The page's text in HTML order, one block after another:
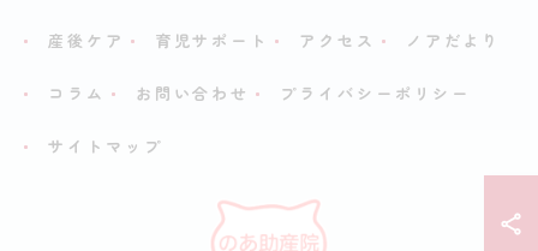
産後ケア 育児サポート アクセス ノアだより
コラム お問い合わせ プライバシーポリシー
サイトマップ